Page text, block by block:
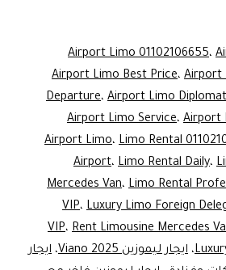
Airport Limo 01102106655،
Airport Limo Best Price، Airport
Departure، Airport Limo
Airport Limo Service، Airport
Airport Limo، Limo Rental
Airport، Limo Rental Daily،
Mercedes Van، Limo Rental
VIP، Luxury Limo Foreign
، Rent Limousine Mercedes
، ايجار ليموزين Viano 2025 ، ايجار